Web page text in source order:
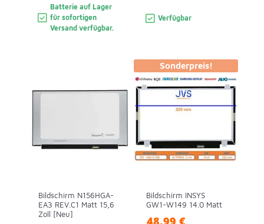
Batterie auf Lager
für sofortigen
Versand verfügbar.
Verfügbar
Bildschirm N156HGA-
EA3 REV.C1 Matt 15,6
Zoll [Neu]
Bildschirm INSYS
GW1-W149 14.0 Matt
48,99 €
Sonderpreis!